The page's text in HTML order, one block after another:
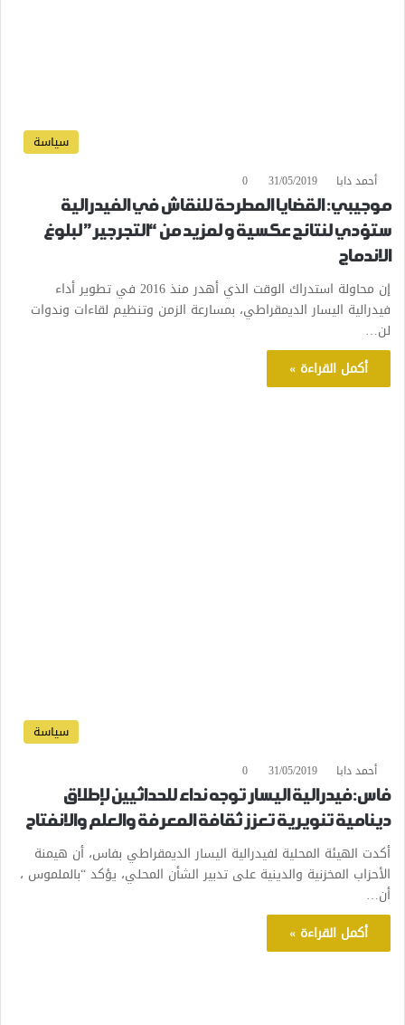
سياسة
أحمد دابا 31/05/2019
0
موجيبي: القضايا المطرحة للنقاش في الفيدرالية
ستؤدي لنتائج عكسية و لمزيد من “التجرجير” لبلوغ
الاندماج
إن محاولة استدراك الوقت الذي أهدر منذ 2016 في تطوير أداء
فيدرالية اليسار الديمقراطي، بمسارعة الزمن وتنظيم لقاءات وندوات
لن…
أكمل القراءة »
سياسة
أحمد دابا 31/05/2019
0
فاس:فيدرالية اليسار توجه نداء للحداثيين لإطلاق
دينامية تنويرية تعزز ثقافة المعرفة والعلم والانفتاح
أكدت الهيئة المحلية لفيدرالية اليسار الديمقراطي بفاس، أن هيمنة
الأحزاب المخزنية والدينية على تدبير الشأن المحلي، يؤكد “بالملموس ،
أن…
أكمل القراءة »